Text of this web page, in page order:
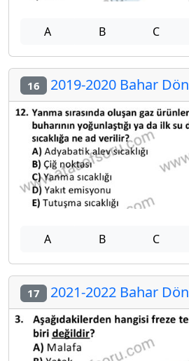
A B C
16 2019-2020 Bahar
A B C
17 2021-2022 Bahar